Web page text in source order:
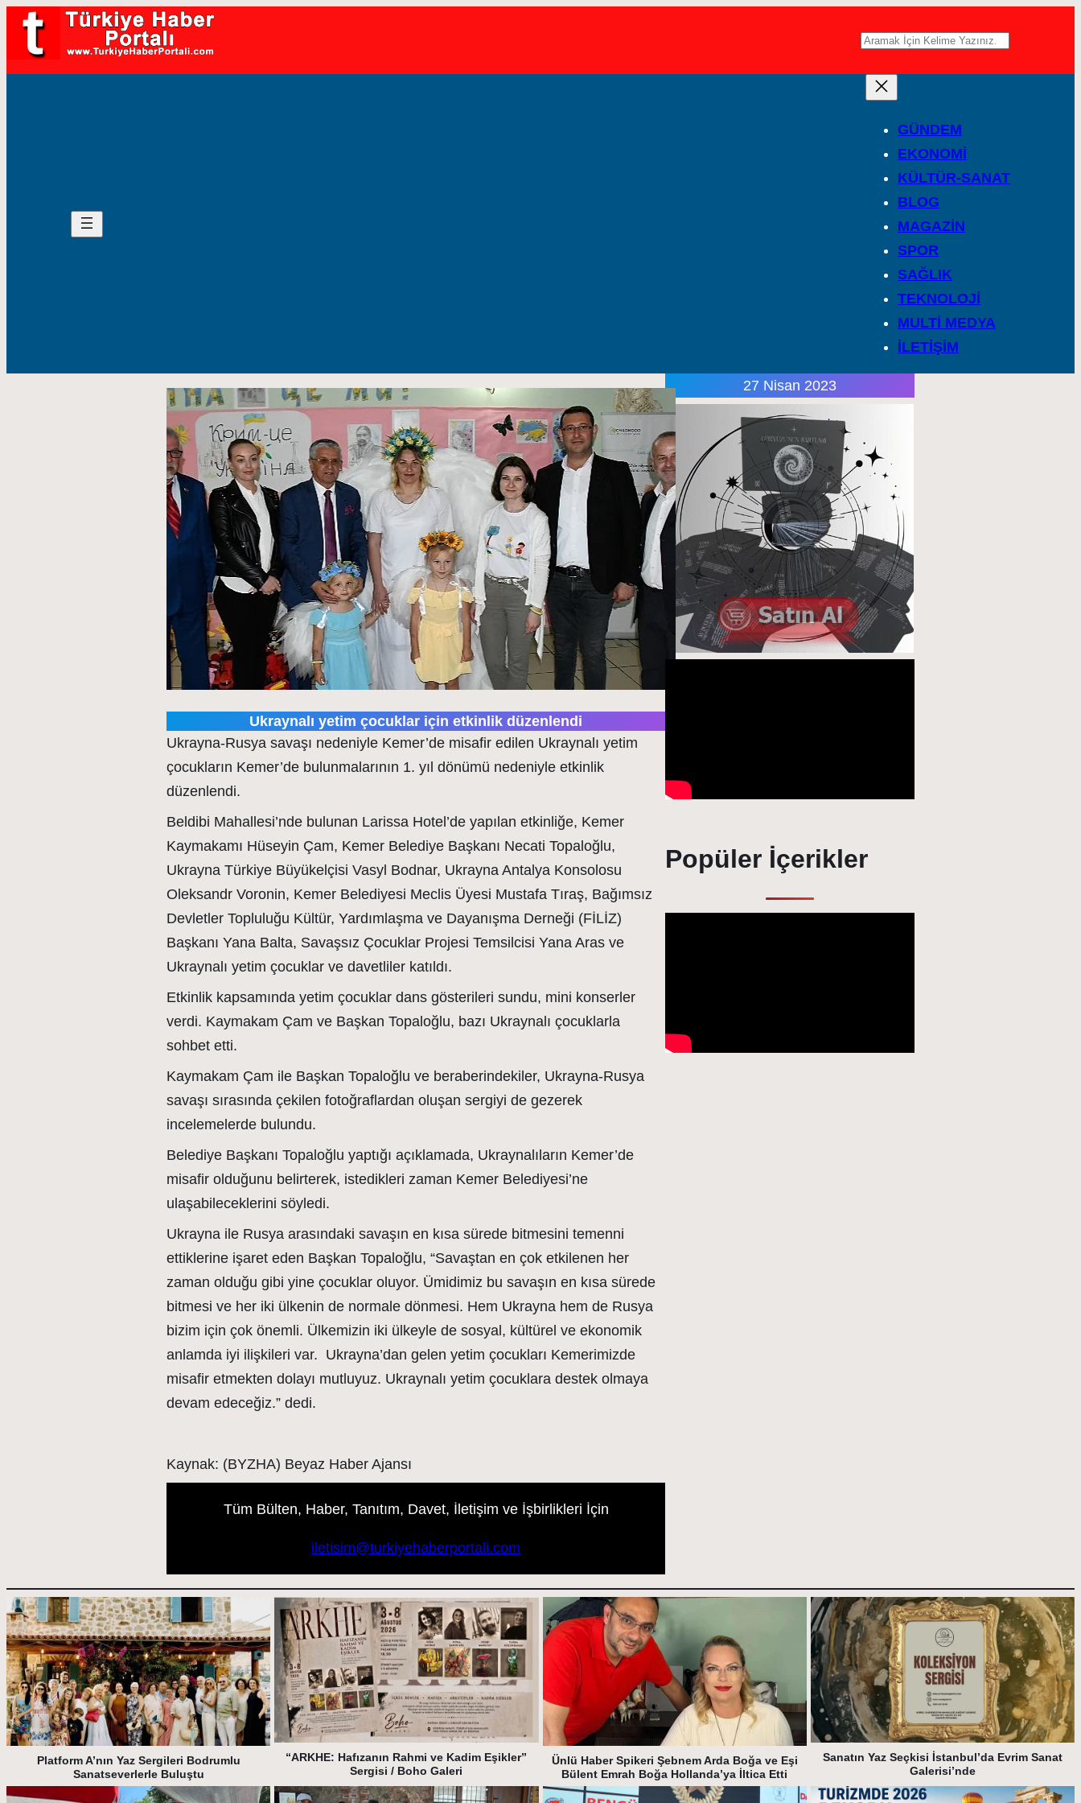
A
GÜNDEM
EKONOMİ
KÜLTÜR-SANAT
BLOG
MAGAZİN
SPOR
SAĞLIK
TEKNOLOJİ
MULTİ MEDYA
İLETİŞİM
Ukraynalı yetim çocuklar için etkinlik düzenlendi
Ukrayna-Rusya savaşı nedeniyle Kemer’de misafir edilen Ukraynalı yetim
çocukların Kemer’de bulunmalarının 1. yıl dönümü nedeniyle etkinlik
düzenlendi.
Beldibi Mahallesi’nde bulunan Larissa Hotel’de yapılan etkinliğe, Kemer
Kaymakamı Hüseyin Çam, Kemer Belediye Başkanı Necati Topaloğlu,
Ukrayna Türkiye Büyükelçisi Vasyl Bodnar, Ukrayna Antalya Konsolosu
Oleksandr Voronin, Kemer Belediyesi Meclis Üyesi Mustafa Tıraş, Bağımsız
Devletler Topluluğu Kültür, Yardımlaşma ve Dayanışma Derneği (FİLİZ)
Başkanı Yana Balta, Savaşsız Çocuklar Projesi Temsilcisi Yana Aras ve
Ukraynalı yetim çocuklar ve davetliler katıldı.
Etkinlik kapsamında yetim çocuklar dans gösterileri sundu, mini konserler
verdi. Kaymakam Çam ve Başkan Topaloğlu, bazı Ukraynalı çocuklarla
sohbet etti.
Kaymakam Çam ile Başkan Topaloğlu ve beraberindekiler, Ukrayna-Rusya
savaşı sırasında çekilen fotoğraflardan oluşan sergiyi de gezerek
incelemelerde bulundu.
Belediye Başkanı Topaloğlu yaptığı açıklamada, Ukraynalıların Kemer’de
misafir olduğunu belirterek, istedikleri zaman Kemer Belediyesi’ne
ulaşabileceklerini söyledi.
Ukrayna ile Rusya arasındaki savaşın en kısa sürede bitmesini temenni
ettiklerine işaret eden Başkan Topaloğlu, “Savaştan en çok etkilenen her
zaman olduğu gibi yine çocuklar oluyor. Ümidimiz bu savaşın en kısa sürede
bitmesi ve her iki ülkenin de normale dönmesi. Hem Ukrayna hem de Rusya
bizim için çok önemli. Ülkemizin iki ülkeyle de sosyal, kültürel ve ekonomik
anlamda iyi ilişkileri var. Ukrayna’dan gelen yetim çocukları Kemerimizde
misafir etmekten dolayı mutluyuz. Ukraynalı yetim çocuklara destek olmaya
devam edeceğiz.” dedi.
Kaynak: (BYZHA) Beyaz Haber Ajansı
Tüm Bülten, Haber, Tanıtım, Davet, İletişim ve İşbirlikleri İçin
iletisim@turkiyehaberportali.com
27 Nisan 2023
Popüler İçerikler
Platform A’nın Yaz Sergileri Bodrumlu
Sanatseverlerle Buluştu
“ARKHE: Hafızanın Rahmi ve Kadim Eşikler”
Sergisi / Boho Galeri
Ünlü Haber Spikeri Şebnem Arda Boğa ve Eşi
Bülent Emrah Boğa Hollanda’ya İltica Etti
Sanatın Yaz Seçkisi İstanbul’da Evrim Sanat
Galerisi’nde